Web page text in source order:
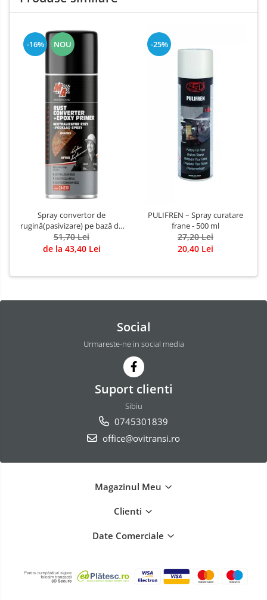
-16% NOU
Spray convertor de
rugină(pasivizare) pe bază de
rasini epoxidice, 400 ml
51,70 Lei
de la 43,40 Lei
-25%
PULIFREN – Spray curatare
frane - 500 ml
27,20 Lei
20,40 Lei
Social
Urmareste-ne in social media
Suport clienti
Sibiu
0745301839
office@ovitransi.ro
Magazinul Meu
Clienti
Date Comerciale